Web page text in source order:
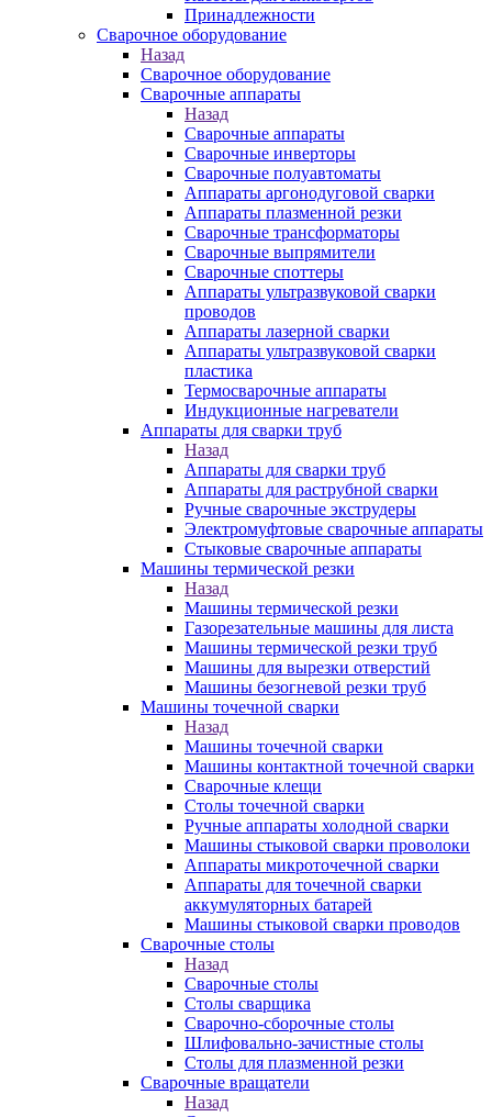
Принадлежности
Сварочное оборудование
Назад
Сварочное оборудование
Сварочные аппараты
Назад
Сварочные аппараты
Сварочные инверторы
Сварочные полуавтоматы
Аппараты аргонодуговой сварки
Аппараты плазменной резки
Сварочные трансформаторы
Сварочные выпрямители
Сварочные споттеры
Аппараты ультразвуковой сварки
проводов
Аппараты лазерной сварки
Аппараты ультразвуковой сварки
пластика
Термосварочные аппараты
Индукционные нагреватели
Аппараты для сварки труб
Назад
Аппараты для сварки труб
Аппараты для раструбной сварки
Ручные сварочные экструдеры
Электромуфтовые сварочные аппараты
Стыковые сварочные аппараты
Машины термической резки
Назад
Машины термической резки
Газорезательные машины для листа
Машины термической резки труб
Машины для вырезки отверстий
Машины безогневой резки труб
Машины точечной сварки
Назад
Машины точечной сварки
Машины контактной точечной сварки
Сварочные клещи
Столы точечной сварки
Ручные аппараты холодной сварки
Машины стыковой сварки проволоки
Аппараты микроточечной сварки
Аппараты для точечной сварки
аккумуляторных батарей
Машины стыковой сварки проводов
Сварочные столы
Назад
Сварочные столы
Столы сварщика
Сварочно-сборочные столы
Шлифовально-зачистные столы
Столы для плазменной резки
Сварочные вращатели
Назад